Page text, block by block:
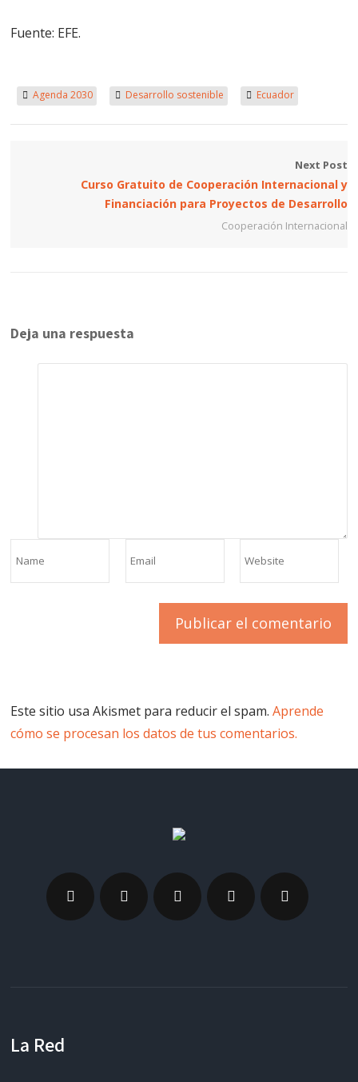
Fuente: EFE.
Agenda 2030 Desarrollo sostenible Ecuador
Next Post
Curso Gratuito de Cooperación Internacional y
Financiación para Proyectos de Desarrollo
Cooperación Internacional
Deja una respuesta
Este sitio usa Akismet para reducir el spam.Aprende
cómo se procesan los datos de tus comentarios.
La Red